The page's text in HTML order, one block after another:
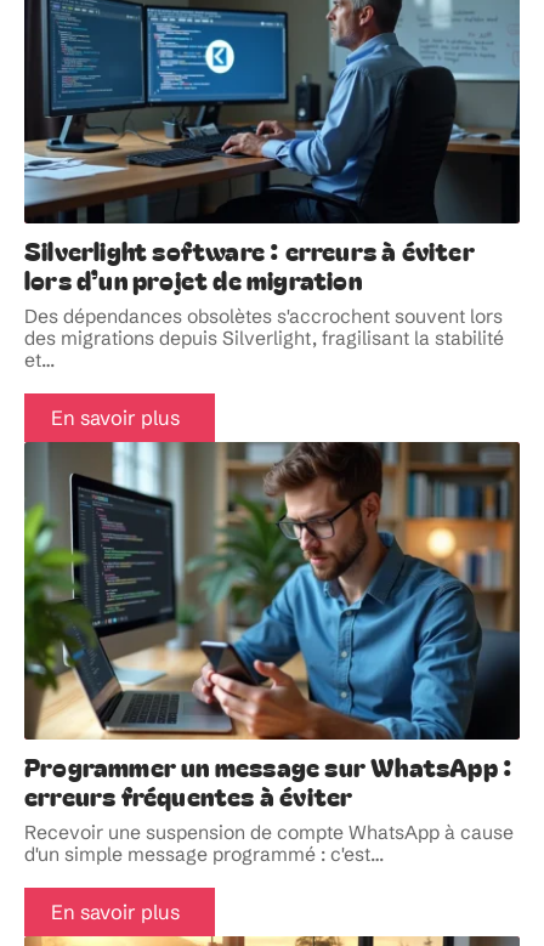
Silverlight software : erreurs à éviter
lors d’un projet de migration
Des dépendances obsolètes s'accrochent souvent lors
des migrations depuis Silverlight, fragilisant la stabilité
et…
En savoir plus
Programmer un message sur WhatsApp :
erreurs fréquentes à éviter
Recevoir une suspension de compte WhatsApp à cause
d'un simple message programmé : c'est…
En savoir plus